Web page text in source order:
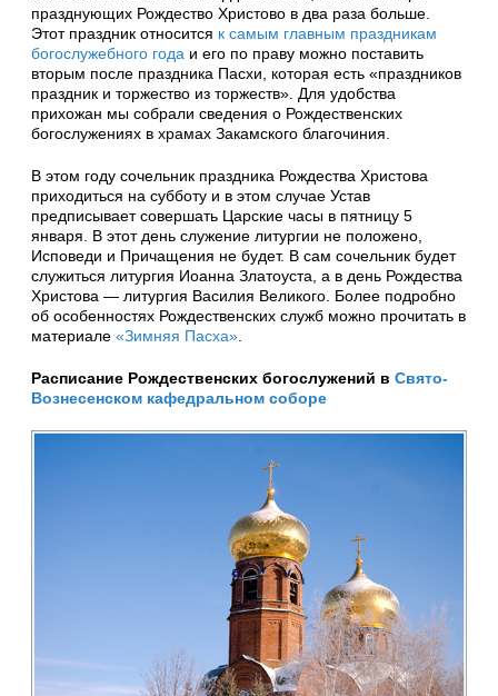
празднующих Рождество Христово в два раза больше.
Этот праздник относится к самым главным праздникам
богослужебного года и его по праву можно поставить
вторым после праздника Пасхи, которая есть «праздников
праздник и торжество из торжеств». Для удобства
прихожан мы собрали сведения о Рождественских
богослужениях в храмах Закамского благочиния.
В этом году сочельник праздника Рождества Христова
приходиться на субботу и в этом случае Устав
предписывает совершать Царские часы в пятницу 5
января. В этот день служение литургии не положено,
Исповеди и Причащения не будет. В сам сочельник будет
служиться литургия Иоанна Златоуста, а в день Рождества
Христова — литургия Василия Великого. Более подробно
об особенностях Рождественских служб можно прочитать в
материале «Зимняя Пасха»
Расписание Рождественских богослужений в Свято-
Вознесенском кафедральном соборе